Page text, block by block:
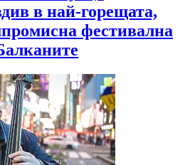
в най-горещата,
фестивална